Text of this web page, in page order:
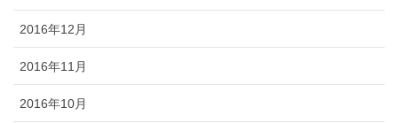
2016年12月
2016年11月
2016年10月